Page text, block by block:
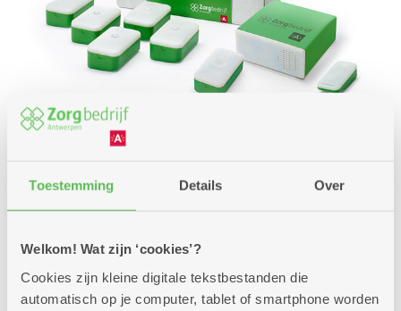
Toestemming Details Over
Welkom! Wat zijn ‘cookies’?
Cookies zijn kleine digitale tekstbestanden die
automatisch op je computer, tablet of smartphone worden
Valère huren
Als u Vital huurt, betaalt u een een abonnementskost
op het toestel, plus ondersteuning door
maanden.
Huren = 49 euro per maand